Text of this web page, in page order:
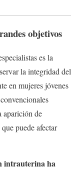
objetivos
es la
la integridad del
en mujeres jóvenes
aparición de
puede afectar
intrauterina ha